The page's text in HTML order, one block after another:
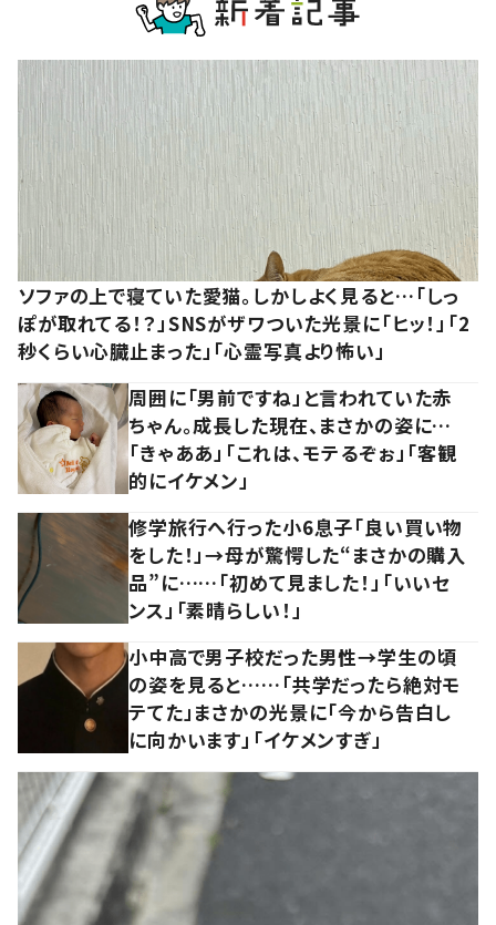
ソファの上で寝ていた愛猫。しかしよく見ると…「しっ
ぽが取れてる！？」SNSがザワついた光景に「ヒッ！」「2
秒くらい心臓止まった」「心霊写真より怖い」
周囲に「男前ですね」と言われていた赤
ちゃん。成長した現在、まさかの姿に…
「きゃああ」「これは、モテるぞぉ」「客観
的にイケメン」
修学旅行へ行った小6息子「良い買い物
をした！」→母が驚愕した“まさかの購入
品”に……「初めて見ました！」「いいセ
ンス」「素晴らしい！」
小中高で男子校だった男性→学生の頃
の姿を見ると……「共学だったら絶対モ
テてた」まさかの光景に「今から告白し
に向かいます」「イケメンすぎ」